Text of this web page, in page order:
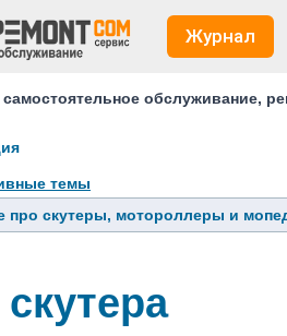
Журнал
- самостоятельное
темы
про скутеры, мотороллеры и